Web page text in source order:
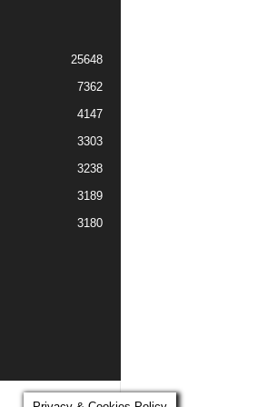
25648
7362
4147
3303
3238
3189
3180